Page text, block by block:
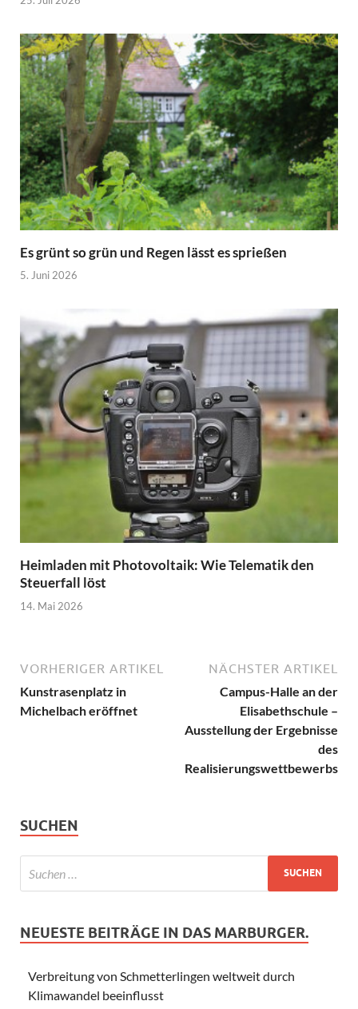
Es grünt so grün und Regen lässt es sprießen
5. Juni 2026
Heimladen mit Photovoltaik: Wie Telematik den
Steuerfall löst
14. Mai 2026
VORHERIGER ARTIKEL
Kunstrasenplatz in
Michelbach eröffnet
NÄCHSTER ARTIKEL
Campus-Halle an der
Elisabethschule –
Ausstellung der Ergebnisse
des
Realisierungswettbewerbs
SUCHEN
NEUESTE BEITRÄGE IN DAS MARBURGER.
Verbreitung von Schmetterlingen weltweit durch
Klimawandel beeinflusst